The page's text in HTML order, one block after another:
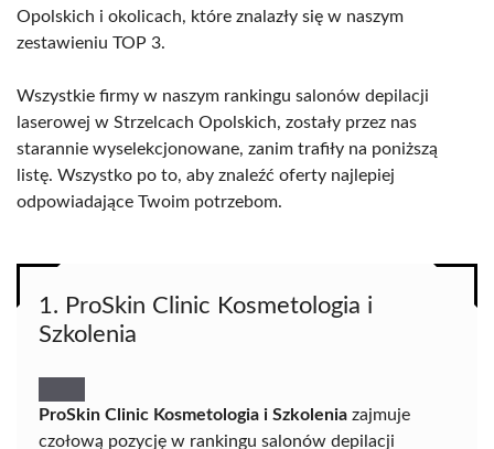
Opolskich i okolicach, które znalazły się w naszym
zestawieniu TOP 3.
Wszystkie firmy w naszym rankingu salonów depilacji
laserowej w Strzelcach Opolskich, zostały przez nas
starannie wyselekcjonowane, zanim trafiły na poniższą
listę. Wszystko po to, aby znaleźć oferty najlepiej
odpowiadające Twoim potrzebom.
1. ProSkin Clinic Kosmetologia i
Szkolenia
ProSkin Clinic Kosmetologia i Szkolenia zajmuje
czołową pozycję w rankingu salonów depilacji